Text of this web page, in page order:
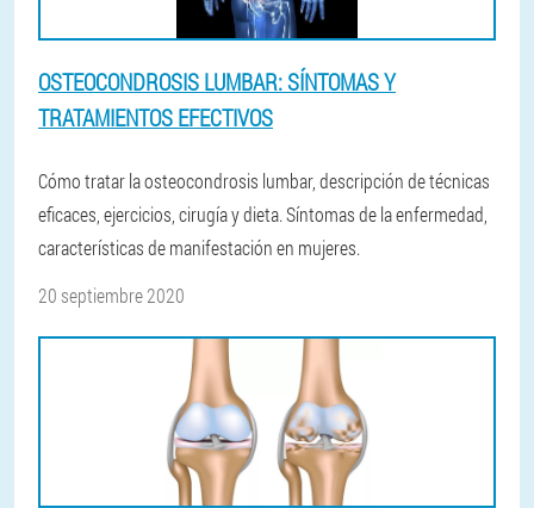
OSTEOCONDROSIS LUMBAR: SÍNTOMAS Y
TRATAMIENTOS EFECTIVOS
Cómo tratar la osteocondrosis lumbar, descripción de técnicas
eficaces, ejercicios, cirugía y dieta. Síntomas de la enfermedad,
características de manifestación en mujeres.
20 septiembre 2020